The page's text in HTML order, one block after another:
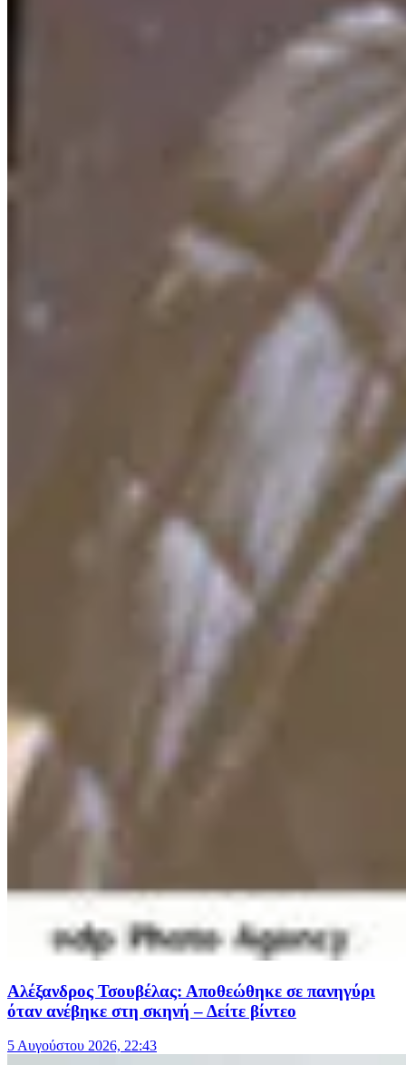
Αλέξανδρος Τσουβέλας: Αποθεώθηκε σε πανηγύρι
όταν ανέβηκε στη σκηνή – Δείτε βίντεο
5 Αυγούστου 2026, 22:43